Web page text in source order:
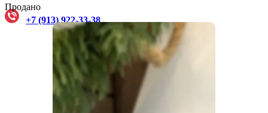
+7 (913) 922-33-38
Продано